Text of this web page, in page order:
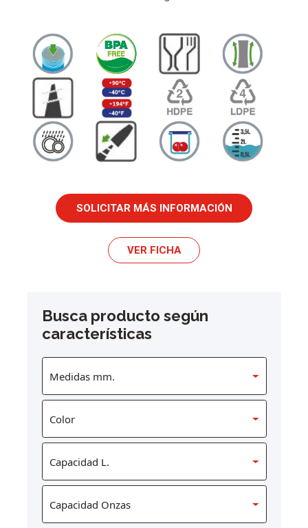
SOLICITAR MÁS INFORMACIÓN
VER FICHA
Busca producto según
características